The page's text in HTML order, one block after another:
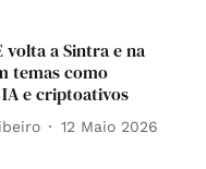
volta a Sintra e na
temas como
e criptoativos
12 Maio 2026